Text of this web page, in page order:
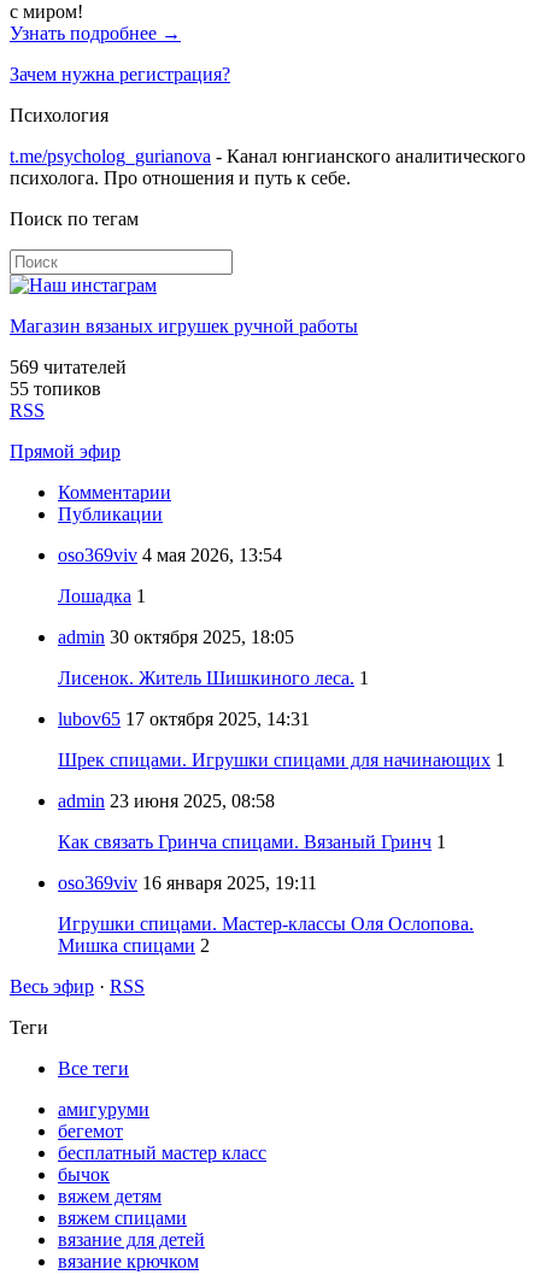
с миром!
Узнать подробнее →
Зачем нужна регистрация?
Психология
t.me/psycholog_gurianova - Канал юнгианского аналитического
психолога. Про отношения и путь к себе.
Поиск по тегам
Магазин вязаных игрушек ручной работы
569 читателей
55 топиков
RSS
Прямой эфир
Комментарии
Публикации
oso369viv 4 мая 2026, 13:54
Лошадка 1
admin 30 октября 2025, 18:05
Лисенок. Житель Шишкиного леса. 1
lubov65 17 октября 2025, 14:31
Шрек спицами. Игрушки спицами для начинающих 1
admin 23 июня 2025, 08:58
Как связать Гринча спицами. Вязаный Гринч 1
oso369viv 16 января 2025, 19:11
Игрушки спицами. Мастер-классы Оля Ослопова.
Мишка спицами 2
Весь эфир · RSS
Теги
Все теги
амигуруми
бегемот
бесплатный мастер класс
бычок
вяжем детям
вяжем спицами
вязание для детей
вязание крючком